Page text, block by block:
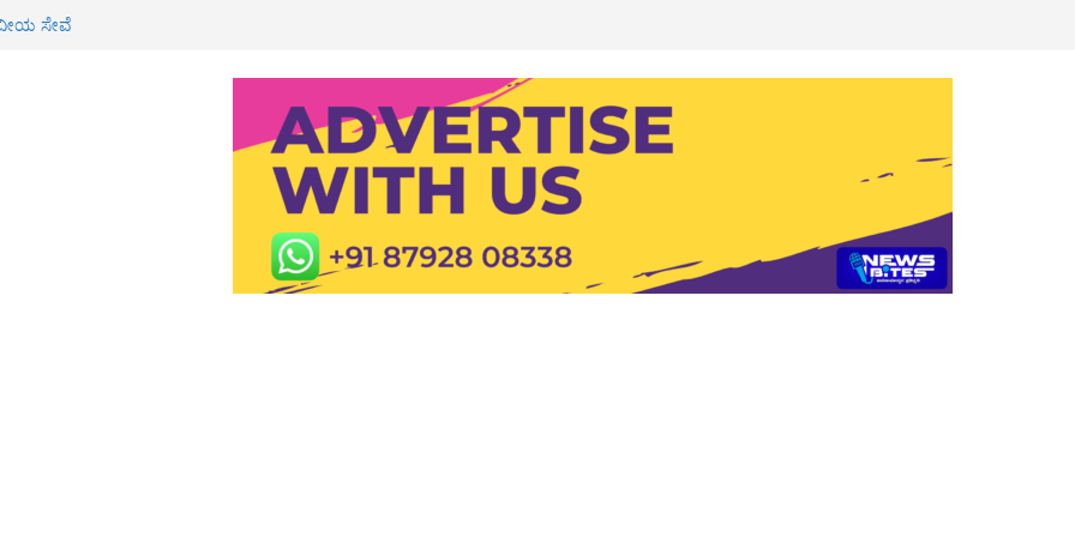
ಮೌಲ್ಯದ ಚಿನ್ನ ದರೋಡೆ: ಇಬ್ಬರ ಬಂಧನ
ಮಧುಮೇಹ ತಪಾಸಣೆ, ಉಚಿತ